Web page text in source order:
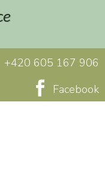
+420 605 167 906
Facebook